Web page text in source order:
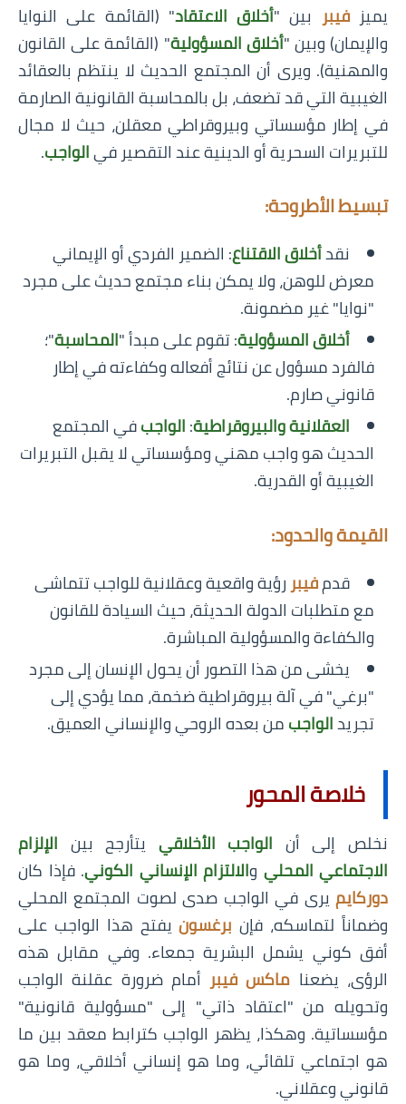
يميزفيبربين "أخلاق الاعتقاد" (القائمة على النوايا
والإيمان) وبين "أخلاق المسؤولية" (القائمة على القانون
والمهنية). ويرى أن المجتمع الحديث لا ينتظم بالعقائد
الغيبية التي قد تضعف، بل بالمحاسبة القانونية الصارمة
في إطار مؤسساتي وبيروقراطي معقلن، حيث لا مجال
للتبريرات السحرية أو الدينية عند التقصير فيالواجب.
تبسيط الأطروحة:
نقدأخلاق الاقتناع: الضمير الفردي أو الإيماني
معرض للوهن، ولا يمكن بناء مجتمع حديث على مجرد
"نوايا" غير مضمونة.
أخلاق المسؤولية: تقوم على مبدأ "المحاسبة"؛
فالفرد مسؤول عن نتائج أفعاله وكفاءته في إطار
قانوني صارم.
العقلانية والبيروقراطية:الواجبفي المجتمع
الحديث هو واجب مهني ومؤسساتي لا يقبل التبريرات
الغيبية أو القدرية.
القيمة والحدود:
قدمفيبررؤية واقعية وعقلانية للواجب تتماشى
مع متطلبات الدولة الحديثة، حيث السيادة للقانون
والكفاءة والمسؤولية المباشرة.
يخشى من هذا التصور أن يحول الإنسان إلى مجرد
"برغي" في آلة بيروقراطية ضخمة، مما يؤدي إلى
تجريدالواجبمن بعده الروحي والإنساني العميق.
خلاصة المحور
نخلص إلى أنالواجب الأخلاقييتأرجح بينالإلزام
الاجتماعي المحليوالالتزام الإنساني الكوني. فإذا كان
دوركايميرى في الواجب صدى لصوت المجتمع المحلي
وضماناً لتماسكه، فإنبرغسونيفتح هذا الواجب على
أفق كوني يشمل البشرية جمعاء. وفي مقابل هذه
الرؤى، يضعناماكس فيبرأمام ضرورة عقلنة الواجب
وتحويله من "اعتقاد ذاتي" إلى "مسؤولية قانونية"
مؤسساتية. وهكذا، يظهر الواجب كترابط معقد بين ما
هو اجتماعي تلقائي، وما هو إنساني أخلاقي، وما هو
قانوني وعقلاني.